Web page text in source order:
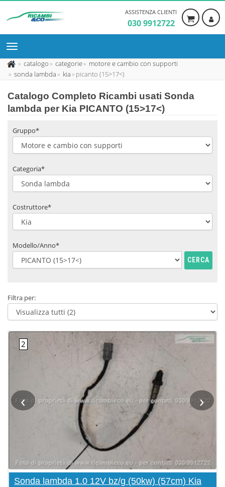
ASSISTENZA CLIENTI
030 9912722
catalogo categorie
motore e cambio con supporti
sonda lambda
kia picanto (15>17<)
Catalogo Completo Ricambi usati Sonda
lambda per Kia PICANTO (15>17<)
Gruppo*
Categoria*
Costruttore*
Modello/Anno*
CERCA
Filtra per:
‹ ›
Sonda lambda 1.0 12V bz/g (50kw) (57cm) Kia